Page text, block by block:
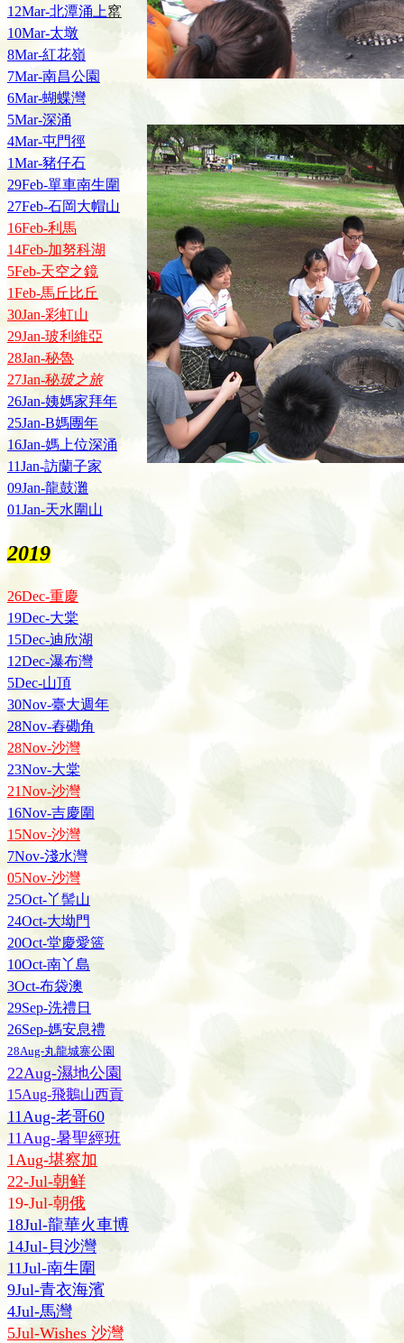
12Mar-北潭涌上窰
10Mar-太墩
8Mar-紅花嶺
7Mar-南昌公園
6Mar-蝴蝶灣
5Mar-深涌
4Mar-屯門徑
1Mar-豬仔石
29Feb-單車南生圍
27Feb-石岡大帽山
16Feb-利馬
14Feb-加努科湖
5Feb-天空之鏡
1Feb-馬丘比丘
30Jan-彩虹山
29Jan-玻利維亞
28Jan-秘魯
27Jan-秘玻之旅
26Jan-姨媽家拜年
25Jan-B媽團年
16Jan-媽上位深涌
11Jan-訪蘭子家
09Jan-龍鼓灘
01Jan-天水圍山
2019
26Dec-重慶
19Dec-大棠
15Dec-迪欣湖
12Dec-瀑布灣
5Dec-山頂
30Nov-臺大週年
28Nov-舂磡角
28Nov-沙灣
23Nov-大棠
21Nov-沙灣
16Nov-吉慶圍
15Nov-沙灣
7Nov-淺水灣
05Nov-沙灣
25Oct-丫髻山
24Oct-大坳門
20Oct-堂慶愛簉
10Oct-南丫島
3Oct-布袋澳
29Sep-洗禮日
26Sep-媽安息禮
28Aug-丸龍城寨公園
22Aug-濕地公園
15Aug-飛鵝山西貢
11Aug-老哥60
11Aug-暑聖經班
1Aug-堪察加
22-Jul-朝鲜
19-Jul-朝俄
18Jul-龍華火車博
14Jul-貝沙灣
11Jul-南生圍
9Jul-青衣海濱
4Jul-馬灣
5Jul-Wishes 沙灣